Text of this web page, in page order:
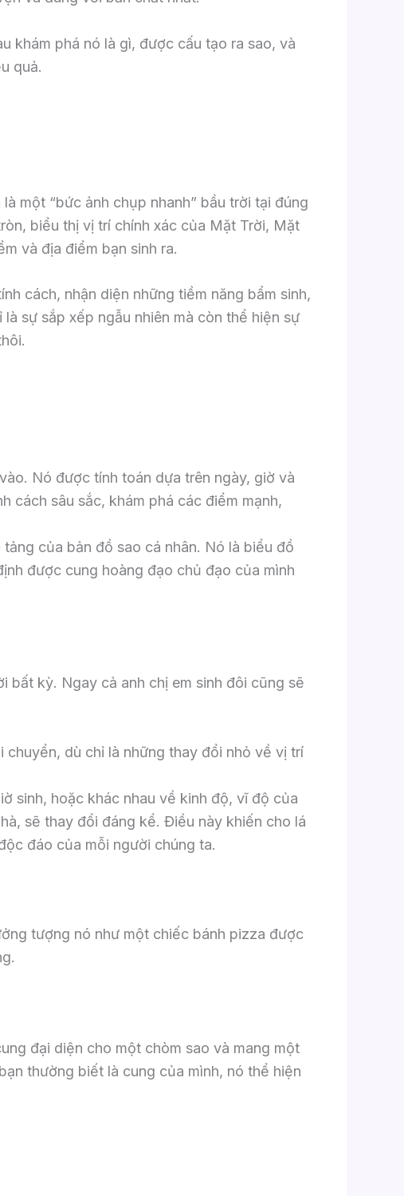
khám phá nó là gì, được cấu tạo ra sao, và
quả.
một “bức ảnh chụp nhanh” bầu trời tại đúng
biểu thị vị trí chính xác của Mặt Trời, Mặt
và địa điểm bạn sinh ra.
cách, nhận diện những tiềm năng bẩm sinh,
sự sắp xếp ngẫu nhiên mà còn thể hiện sự
Nó được tính toán dựa trên ngày, giờ và
cách sâu sắc, khám phá các điểm mạnh,
của bản đồ sao cá nhân. Nó là biểu đồ
được cung hoàng đạo chủ đạo của mình
bất kỳ. Ngay cả anh chị em sinh đôi cũng sẽ
chuyển, dù chỉ là những thay đổi nhỏ về vị trí
sinh, hoặc khác nhau về kinh độ, vĩ độ của
sẽ thay đổi đáng kể. Điều này khiến cho lá
đáo của mỗi người chúng ta.
tượng nó như một chiếc bánh pizza được
đại diện cho một chòm sao và mang một
thường biết là cung của mình, nó thể hiện